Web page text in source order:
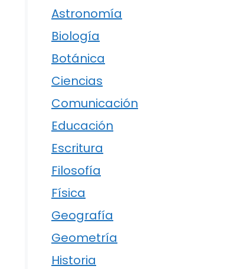
Astronomía
Biología
Botánica
Ciencias
Comunicación
Educación
Escritura
Filosofía
Física
Geografía
Geometría
Historia